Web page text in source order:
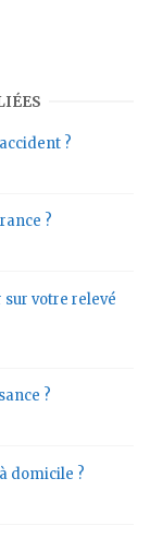
?
?
votre relevé
?
domicile ?